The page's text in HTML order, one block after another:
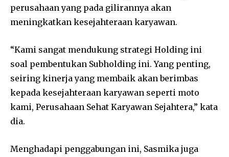
perusahaan yang pada gilirannya akan
meningkatkan kesejahteraan karyawan.
“Kami sangat mendukung strategi Holding ini
soal pembentukan Subholding ini. Yang penting,
seiring kinerja yang membaik akan berimbas
kepada kesejahteraan karyawan seperti moto
kami, Perusahaan Sehat Karyawan Sejahtera,” kata
dia.
Menghadapi penggabungan ini, Sasmika juga